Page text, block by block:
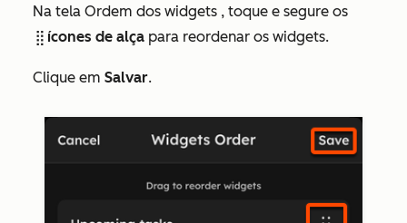
Na tela Ordem dos widgets , toque e segure os
dragHandleIcon ícones de alça para reordenar os widgets.
Clique em Salvar.